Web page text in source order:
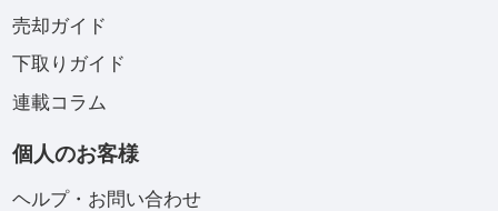
売却ガイド
下取りガイド
連載コラム
個人のお客様
ヘルプ・お問い合わせ